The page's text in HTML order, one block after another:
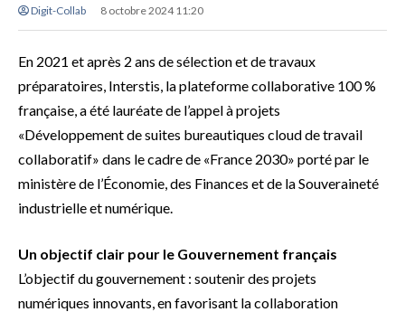
Digit-Collab 8 octobre 2024 11:20
En 2021 et après 2 ans de sélection et de travaux
préparatoires, Interstis, la plateforme collaborative 100 %
française, a été lauréate de l’appel à projets
«Développement de suites bureautiques cloud de travail
collaboratif» dans le cadre de «France 2030» porté par le
ministère de l’Économie, des Finances et de la Souveraineté
industrielle et numérique.
Un objectif clair pour le Gouvernement français
L’objectif du gouvernement : soutenir des projets
numériques innovants, en favorisant la collaboration